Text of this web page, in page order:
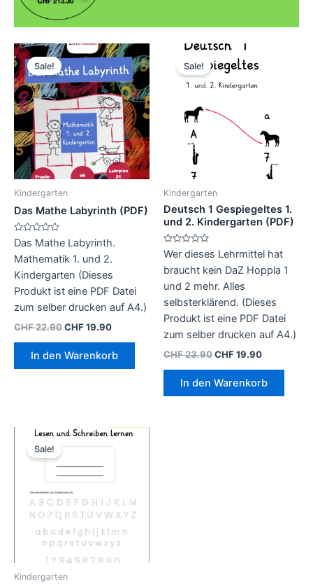
Sale!
Kindergarten
Das Mathe Labyrinth (PDF)
B
e
w
e
r
t
e
m
t
0
Das Mathe Labyrinth.
Mathematik 1. und 2.
Kindergarten (Dieses
Produkt ist eine PDF Datei
zum selber drucken auf A4.)
CHF22.90Ursprünglicher
war:
CHF 22.90
CHF19.90Aktueller
ist:
CHF 19.90.
In den Warenkorb
Sale!
Kindergarten
Deutsch 1 Gespiegeltes 1.
und 2. Kindergarten (PDF)
B
e
w
e
r
t
e
t
m
t
v
o
n
Wer dieses Lehrmittel hat
braucht kein DaZ Hoppla 1
und 2 mehr. Alles
selbsterklärend. (Dieses
Produkt ist eine PDF Datei
zum selber drucken auf A4.)
CHF23.90Ursprünglicher
war:
CHF 23.90
CHF19.90Aktueller
ist:
CHF 19.90.
In den Warenkorb
Sale!
Kindergarten